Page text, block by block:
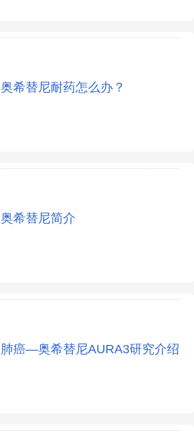
奥希替尼耐药怎么办？
奥希替尼简介
肺癌—奥希替尼AURA3研究介绍